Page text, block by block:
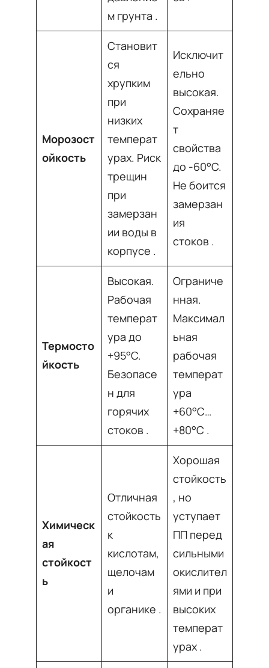
м грунта .
Морозост
ойкость
Становит
ся
хрупким
при
низких
температ
урах. Риск
трещин
при
замерзан
ии воды в
корпусе .
Исключит
ельно
высокая.
Сохраняе
т
свойства
до -60°C.
Не боится
замерзан
ия
стоков .
Термосто
йкость
Высокая.
Рабочая
температ
ура до
+95°C.
Безопасе
н для
горячих
стоков .
Ограниче
нная.
Максимал
ьная
рабочая
температ
ура
+60°C…
+80°C .
Химическ
ая
стойкост
ь
Отличная
стойкость
к
кислотам,
щелочам
и
органике .
Хорошая
стойкость
, но
уступает
ПП перед
сильными
окислител
ями и при
высоких
температ
урах .